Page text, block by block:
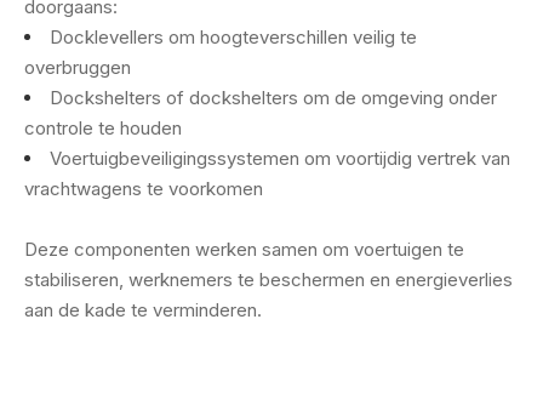
doorgaans:
Docklevellers om hoogteverschillen veilig te
overbruggen
Dockshelters of dockshelters om de omgeving onder
controle te houden
Voertuigbeveiligingssystemen om voortijdig vertrek van
vrachtwagens te voorkomen
Deze componenten werken samen om voertuigen te
stabiliseren, werknemers te beschermen en energieverlies
aan de kade te verminderen.